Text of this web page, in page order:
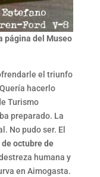
página del Museo
el triunfo
hacerlo
Turismo
preparado. La
No pudo ser. El
de octubre de
humana y
en Aimogasta.